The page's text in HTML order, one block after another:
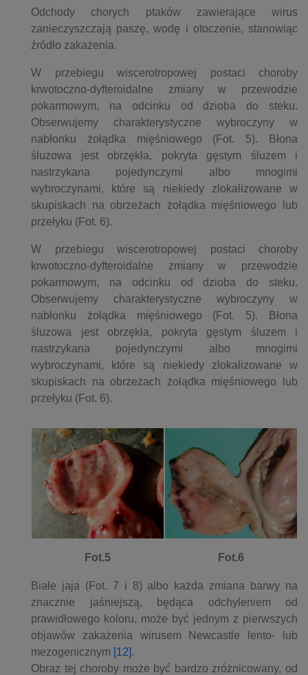
Odchody chorych ptaków zawierające wirus
zanieczyszczają paszę, wodę i otoczenie, stanowiąc
źródło zakażenia.
W przebiegu wiscerotropowej postaci choroby
krwotoczno-dyfteroidalne zmiany w przewodzie
pokarmowym, na odcinku od dzioba do steku.
Obserwujemy charakterystyczne wybroczyny w
nabłonku żołądka mięśniowego (Fot. 5). Błona
śluzowa jest obrzękła, pokryta gęstym śluzem i
nastrzykana pojedynczymi albo mnogimi
wybroczynami, które są niekiedy zlokalizowane w
skupiskach na obrzeżach żołądka mięśniowego lub
przełyku (Fot. 6).
W przebiegu wiscerotropowej postaci choroby
krwotoczno-dyfteroidalne zmiany w przewodzie
pokarmowym, na odcinku od dzioba do steku.
Obserwujemy charakterystyczne wybroczyny w
nabłonku żołądka mięśniowego (Fot. 5). Błona
śluzowa jest obrzękła, pokryta gęstym śluzem i
nastrzykana pojedynczymi albo mnogimi
wybroczynami, które są niekiedy zlokalizowane w
skupiskach na obrzeżach żołądka mięśniowego lub
przełyku (Fot. 6).
Fot.5 Fot.6
Białe jaja (Fot. 7 i 8) albo każda zmiana barwy na
znacznie jaśniejszą, będąca odchyleniem od
prawidłowego koloru, może być jednym z pierwszych
objawów zakażenia wirusem Newcastle lento- lub
mezogenicznym [12].
Obraz tej choroby może być bardzo zróżnicowany, od